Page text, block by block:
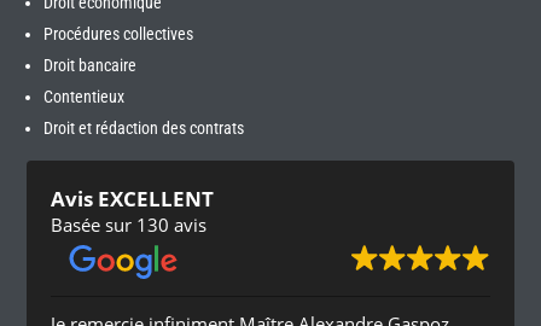
Procédures collectives
Droit bancaire
Contentieux
Droit et rédaction des contrats
Avis EXCELLENT
Basée sur 130 avis